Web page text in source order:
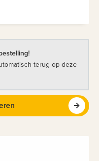
terug op deze